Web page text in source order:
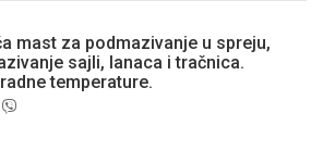
mast za podmazivanje u spreju,
sajli, lanaca i tračnica.
temperature.